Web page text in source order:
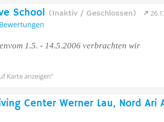
School (Inaktiv / Geschlossen)
1.5. - 14.5.2006 verbrachten wir
Karte anzeigen"
Center Werner Lau, Nord Ari